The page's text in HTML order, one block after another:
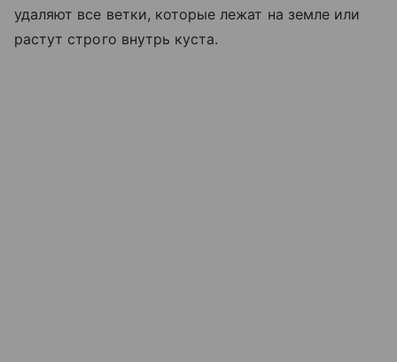
удаляют все ветки, которые лежат на земле или
растут строго внутрь куста.